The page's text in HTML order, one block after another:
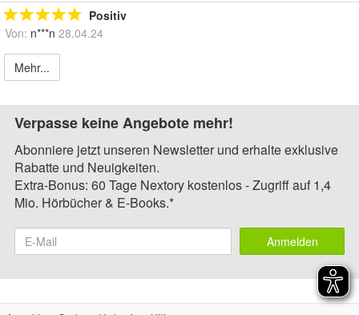
Positiv
Von: n***n 28.04.24
Mehr...
Verpasse keine Angebote mehr!
Abonniere jetzt unseren Newsletter und erhalte exklusive
Rabatte und Neuigkeiten.
Extra-Bonus: 60 Tage Nextory kostenlos - Zugriff auf 1,4
Mio. Hörbücher & E-Books.*
Anmelden